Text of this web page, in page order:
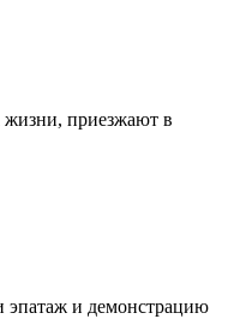
жизни, приезжают в
эпатаж и демонстрацию